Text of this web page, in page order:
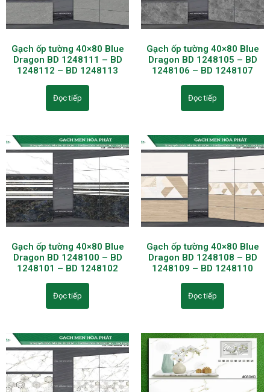
Gạch ốp tường 40×80 Blue
Dragon BD 1248111 – BD
1248112 – BD 1248113
Đọc tiếp
Gạch ốp tường 40×80 Blue
Dragon BD 1248105 – BD
1248106 – BD 1248107
Đọc tiếp
Gạch ốp tường 40×80 Blue
Dragon BD 1248100 – BD
1248101 – BD 1248102
Đọc tiếp
Gạch ốp tường 40×80 Blue
Dragon BD 1248108 – BD
1248109 – BD 1248110
Đọc tiếp